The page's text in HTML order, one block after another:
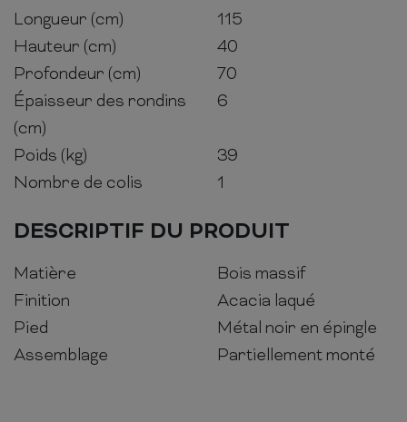
Longueur (cm)
115
Hauteur (cm)
40
Profondeur (cm)
70
Épaisseur des rondins
(cm)
6
Poids (kg)
39
Nombre de colis
1
DESCRIPTIF DU PRODUIT
Matière
Bois massif
Finition
Acacia laqué
Pied
Métal noir en épingle
Assemblage
Partiellement monté